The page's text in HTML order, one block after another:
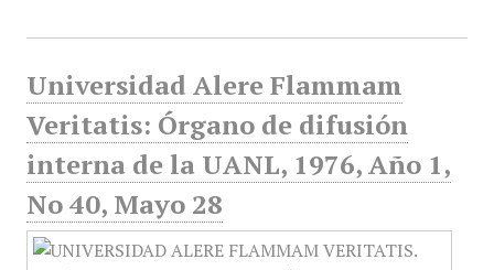
Universidad Alere Flammam
Veritatis: Órgano de difusión
interna de la UANL, 1976, Año 1,
No 40, Mayo 28